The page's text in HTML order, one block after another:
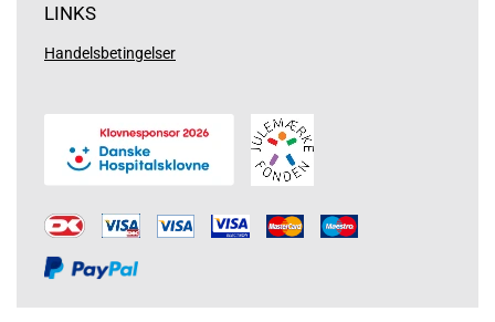
LINKS
Handelsbetingelser